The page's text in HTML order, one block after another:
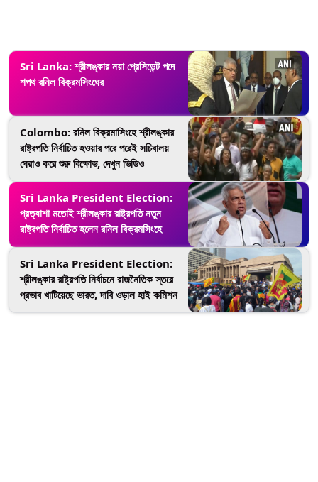
Sri Lanka: শ্রীলঙ্কার নয়া প্রেসিডেন্ট পদে
শপথ রনিল বিক্রমসিংঘের
Colombo: রনিল বিক্রমাসিংহে শ্রীলঙ্কার
রাষ্ট্রপতি নির্বাচিত হওয়ার পরে পরেই সচিবালয়
ঘেরাও করে শুরু বিক্ষোভ, দেখুন ভিডিও
Sri Lanka President Election:
প্রত্যাশা মতোই শ্রীলঙ্কার রাষ্ট্রপতি নতুন
রাষ্ট্রপতি নির্বাচিত হলেন রনিল বিক্রমসিংহে
Sri Lanka President Election:
শ্রীলঙ্কার রাষ্ট্রপতি নির্বাচনে রাজনৈতিক স্তরে
প্রভাব খাটিয়েছে ভারত, দাবি ওড়াল হাই কমিশন